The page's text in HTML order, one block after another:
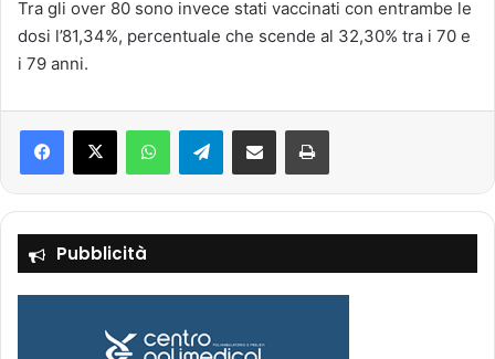
Tra gli over 80 sono invece stati vaccinati con entrambe le
dosi l’81,34%, percentuale che scende al 32,30% tra i 70 e
i 79 anni.
Telegram
Pubblicità